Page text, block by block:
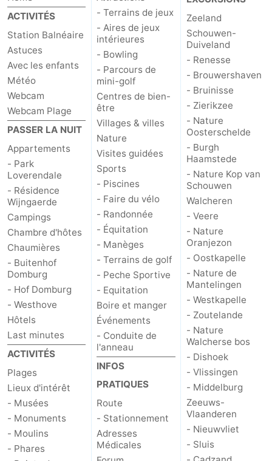
bos
Vlissingen
-
Middelburg
Zeeuws-
Vlaanderen
-
Nieuwvliet
-
Sluis
-
Cadzand
Nature
Het
Zwin
Météo
Contact
ACTIVITÉS
Station Balnéaire
Astuces
Avec les enfants
Météo
Webcam
Webcam Plage
PASSER LA NUIT
Appartements
- Park
Loverendale
- Résidence
Wijngaerde
Campings
Chambre d'hôtes
Chaumières
- Buitenhof
Domburg
- Hof Domburg
- Westhove
Hôtels
Last minutes
ACTIVITÉS
Plages
Lieux d'intérêt
- Musées
- Monuments
- Moulins
- Phares
- Terrains de jeux
- Aires de jeux
intérieures
- Bowling
- Parcours de
mini-golf
Centres de bien-
être
Villages & villes
Nature
Visites guidées
Sports
- Piscines
- Faire du vélo
- Randonnée
- Équitation
- Manèges
- Terrains de golf
- Peche Sportive
- Equitation
Boire et manger
Événements
- Conduite de
l'anneau
INFOS
PRATIQUES
Route
- Stationnement
Adresses
Médicales
Zeeland
Schouwen-
Duiveland
- Renesse
- Brouwershaven
- Bruinisse
- Zierikzee
- Nature
Oosterschelde
- Burgh
Haamstede
- Nature Kop van
Schouwen
Walcheren
- Veere
- Nature
Oranjezon
- Oostkapelle
- Nature de
Mantelingen
- Westkapelle
- Zoutelande
- Nature
Walcherse bos
- Dishoek
- Vlissingen
- Middelburg
Zeeuws-
Vlaanderen
- Nieuwvliet
- Sluis